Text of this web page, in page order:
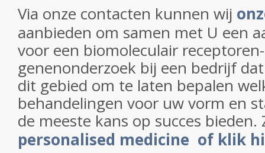
Via onze contacten kunnen wij
aanbieden om samen met U een
voor een biomoleculair
genenonderzoek bij een bedrijf
dit gebied om te laten bepalen
behandelingen voor uw vorm en
de meeste kans op succes
personalised medicine of klik